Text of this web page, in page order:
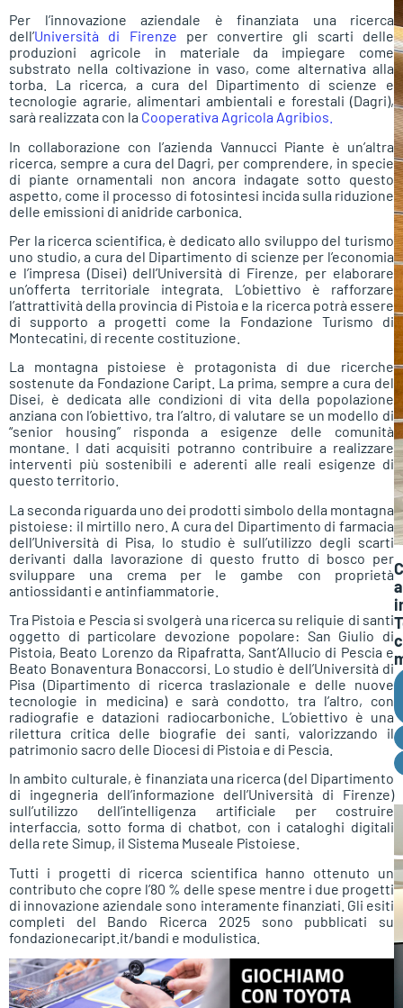
Per l’innovazione aziendale è finanziata una ricerca
dell’Università di Firenze per convertire gli scarti delle
produzioni agricole in materiale da impiegare come
substrato nella coltivazione in vaso, come alternativa alla
torba. La ricerca, a cura del Dipartimento di scienze e
tecnologie agrarie, alimentari ambientali e forestali (Dagri),
sarà realizzata con la Cooperativa Agricola Agribios.
In collaborazione con l’azienda Vannucci Piante è un’altra
ricerca, sempre a cura del Dagri, per comprendere, in specie
di piante ornamentali non ancora indagate sotto questo
aspetto, come il processo di fotosintesi incida sulla riduzione
delle emissioni di anidride carbonica.
Per la ricerca scientifica, è dedicato allo sviluppo del turismo
uno studio, a cura del Dipartimento di scienze per l’economia
e l’impresa (Disei) dell’Università di Firenze, per elaborare
un’offerta territoriale integrata. L’obiettivo è rafforzare
l’attrattività della provincia di Pistoia e la ricerca potrà essere
di supporto a progetti come la Fondazione Turismo di
Montecatini, di recente costituzione.
La montagna pistoiese è protagonista di due ricerche
sostenute da Fondazione Caript. La prima, sempre a cura del
Disei, è dedicata alle condizioni di vita della popolazione
anziana con l’obiettivo, tra l’altro, di valutare se un modello di
“senior housing” risponda a esigenze delle comunità
montane. I dati acquisiti potranno contribuire a realizzare
interventi più sostenibili e aderenti alle reali esigenze di
questo territorio.
La seconda riguarda uno dei prodotti simbolo della montagna
pistoiese: il mirtillo nero. A cura del Dipartimento di farmacia
dell’Università di Pisa, lo studio è sull’utilizzo degli scarti
derivanti dalla lavorazione di questo frutto di bosco per
sviluppare una crema per le gambe con proprietà
antiossidanti e antinfiammatorie.
Tra Pistoia e Pescia si svolgerà una ricerca su reliquie di santi
oggetto di particolare devozione popolare: San Giulio di
Pistoia, Beato Lorenzo da Ripafratta, Sant’Allucio di Pescia e
Beato Bonaventura Bonaccorsi. Lo studio è dell’Università di
Pisa (Dipartimento di ricerca traslazionale e delle nuove
tecnologie in medicina) e sarà condotto, tra l’altro, con
radiografie e datazioni radiocarboniche. L’obiettivo è una
rilettura critica delle biografie dei santi, valorizzando il
patrimonio sacro delle Diocesi di Pistoia e di Pescia.
In ambito culturale, è finanziata una ricerca (del Dipartimento
di ingegneria dell’informazione dell’Università di Firenze)
sull’utilizzo dell’intelligenza artificiale per costruire
interfaccia, sotto forma di chatbot, con i cataloghi digitali
della rete Simup, il Sistema Museale Pistoiese.
Tutti i progetti di ricerca scientifica hanno ottenuto un
contributo che copre l’80 % delle spese mentre i due progetti
di innovazione aziendale sono interamente finanziati. Gli esiti
completi del Bando Ricerca 2025 sono pubblicati su
fondazionecaript.it/bandi e modulistica.